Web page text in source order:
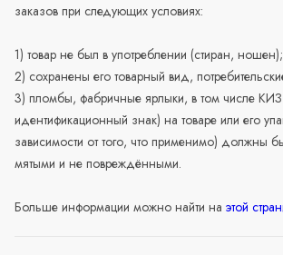
заказов при следующих условиях:
1) товар не был в употреблении (стиран, ношен);
2) сохранены его товарный вид,
3) пломбы, фабричные ярлыки, в том числе
идентификационный знак) на товаре или его
зависимости от того, что применимо) должны
мятыми и не повреждёнными.
Больше информации можно найти на этой